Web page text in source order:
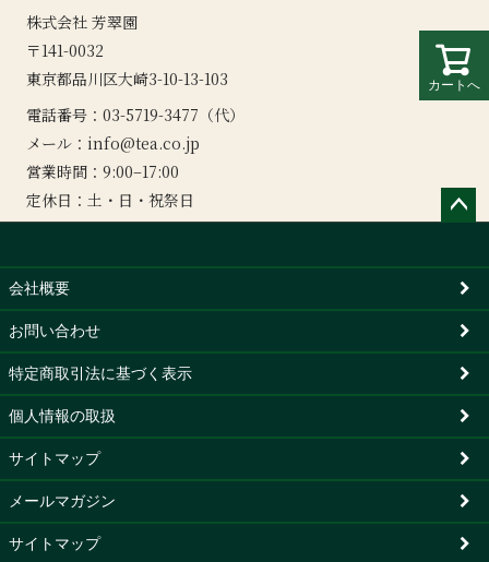
カートへ
株式会社 芳翠園
〒141-0032
東京都品川区大崎3-10-13-103
電話番号：03-5719-3477（代）
メール： info@tea.co.jp
営業時間：9:00–17:00
定休日：土・日・祝祭日
ップ
会社概要
お問い合わせ
特定商取引法に基づく表示
個人情報の取扱
サイトマップ
メールマガジン
サイトマップ